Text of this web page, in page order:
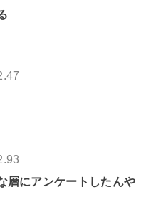
層にアンケートしたんや